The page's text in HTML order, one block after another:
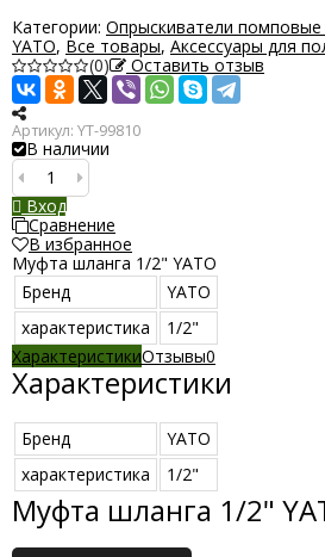
Категории: Опрыскиватели помповые
YATO, Все товары, Аксессуары для
(0)
Оставить отзыв
Артикул: YT-99810
В наличии
Вход
Сравнение
В избранное
Муфта шланга 1/2" YATO
Бренд
YATO
характеристика
1/2"
ХарактеристикиОтзывы0
Характеристики
Бренд
YATO
характеристика
1/2"
Муфта шланга 1/2"